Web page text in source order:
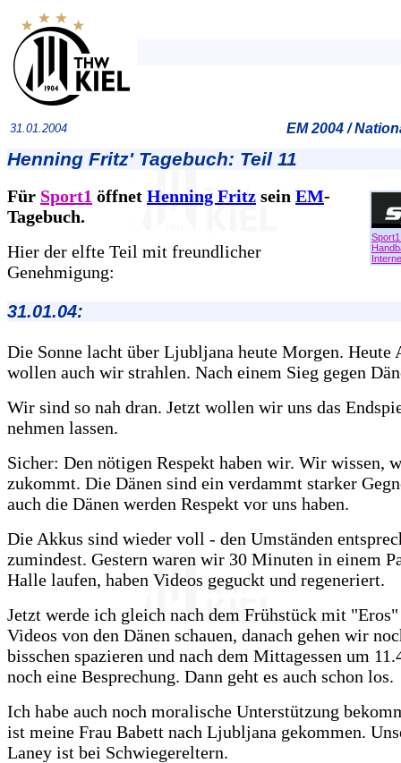
31.01.2004 EM 2004 /
Henning Fritz' Tagebuch: Teil 11
Für Sport1 öffnet Henning Fritz sein EM-
Tagebuch.
Hier der elfte Teil mit freundlicher
Genehmigung:
31.01.04:
Die Sonne lacht über Ljubljana heute Morgen. Heute
wollen auch wir strahlen. Nach einem Sieg gegen
Wir sind so nah dran. Jetzt wollen wir uns das
nehmen lassen.
Sicher: Den nötigen Respekt haben wir. Wir wissen,
zukommt. Die Dänen sind ein verdammt starker
auch die Dänen werden Respekt vor uns haben.
Die Akkus sind wieder voll - den Umständen
zumindest. Gestern waren wir 30 Minuten in einem
Halle laufen, haben Videos geguckt und regeneriert.
Jetzt werde ich gleich nach dem Frühstück mit
Videos von den Dänen schauen, danach gehen wir
bisschen spazieren und nach dem Mittagessen um
noch eine Besprechung. Dann geht es auch schon los.
Ich habe auch noch moralische Unterstützung
ist meine Frau Babett nach Ljubljana gekommen.
Laney ist bei Schwiegereltern.